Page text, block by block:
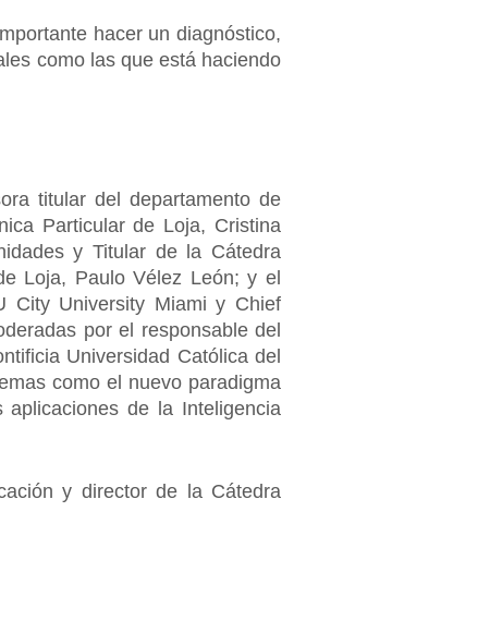
hacer un diagnóstico,
como las que está haciendo
titular del departamento de
Particular de Loja, Cristina
y Titular de la Cátedra
Loja, Paulo Vélez León; y el
City University Miami y Chief
por el responsable del
Universidad Católica del
como el nuevo paradigma
de la Inteligencia
y director de la Cátedra